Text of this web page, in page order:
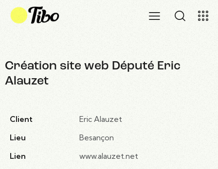
Création site web Député Eric
Alauzet
Client
Eric Alauzet
Lieu
Besançon
Lien
www.alauzet.net